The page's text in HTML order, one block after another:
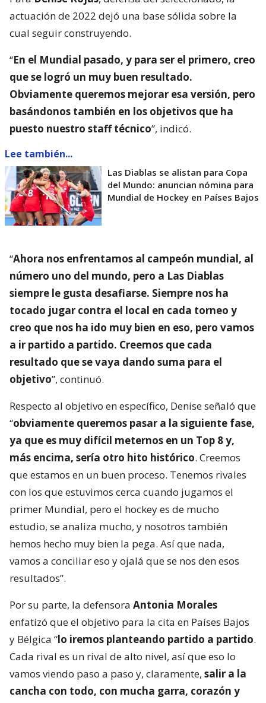
actuación de 2022 dejó una base sólida sobre la
cual seguir construyendo.
“En el Mundial pasado, y para ser el primero, creo
que se logró un muy buen resultado.
Obviamente queremos mejorar esa versión, pero
basándonos también en los objetivos que ha
puesto nuestro staff técnico”, indicó.
Lee también...
Las Diablas se alistan para Copa
del Mundo: anuncian nómina para
Mundial de Hockey en Países Bajos
“Ahora nos enfrentamos al campeón mundial, al
número uno del mundo, pero a Las Diablas
siempre le gusta desafiarse. Siempre nos ha
tocado jugar contra el local en cada torneo y
creo que nos ha ido muy bien en eso, pero vamos
a ir partido a partido. Creemos que cada
resultado que se vaya dando suma para el
objetivo”, continuó.
Respecto al objetivo en específico, Denise señaló que
“obviamente queremos pasar a la siguiente fase,
ya que es muy difícil meternos en un Top 8 y,
más encima, sería otro hito histórico. Creemos
que estamos en un buen proceso. Tenemos rivales
con los que estuvimos cerca cuando jugamos el
primer Mundial, pero el hockey es de mucho
estudio, se analiza mucho, y nosotros también
hemos hecho muy bien la pega. Así que nada,
vamos a conciliar eso y ojalá que se nos den esos
resultados”.
Por su parte, la defensora Antonia Morales
enfatizó que el objetivo para la cita en Países Bajos
y Bélgica “lo iremos planteando partido a partido.
Cada rival es un rival de alto nivel, así que eso lo
vamos viendo paso a paso y, claramente, salir a la
cancha con todo, con mucha garra, corazón y